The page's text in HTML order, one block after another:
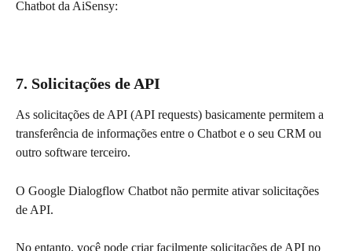
Chatbot da AiSensy:
7. Solicitações de API
As solicitações de API (API requests) basicamente permitem a
transferência de informações entre o Chatbot e o seu CRM ou
outro software terceiro.
O Google Dialogflow Chatbot não permite ativar solicitações
de API.
No entanto, você pode criar facilmente solicitações de API no